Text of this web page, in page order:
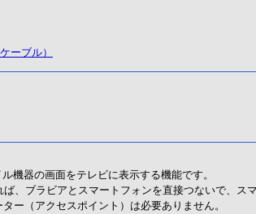
ーブル）
機器の画面をテレビに表示する機能です。
、ブラビアとスマートフォンを直接つないで、ス
ー（アクセスポイント）は必要ありません。